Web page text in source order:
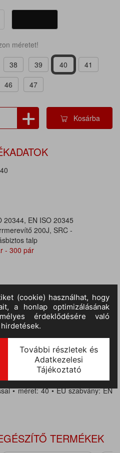
méretet!
38 39 40
41
46 47
Kosárba
20344, EN ISO 20345
200J, SRC -
talp
- 300 pár
• acél lábujjvédő leeső tárgyak
PU talp, nedves kerámia
szintű SRC csúszásbiztosság •
• talplemez nélküli, lábujjvédős
• méret: 40 • EU szabvány: EN
TERMÉKEK